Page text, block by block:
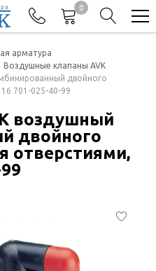
0
арматура
Воздушные клапаны AVK
двойного
701-025-40-99
воздушный
двойного
отверстиями,